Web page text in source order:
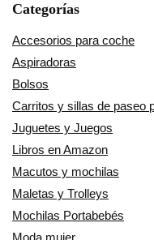
Categorías
Accesorios para coche
Aspiradoras
Bolsos
Carritos y sillas de paseo
Juguetes y Juegos
Libros en Amazon
Macutos y mochilas
Maletas y Trolleys
Mochilas Portabebés